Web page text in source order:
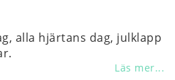
alla hjärtans dag, julklapp
Läs mer...